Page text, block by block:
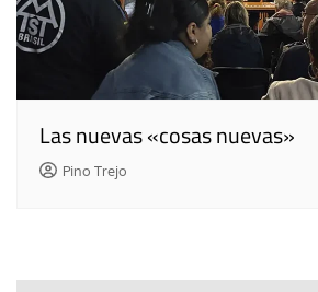
Las nuevas «cosas nuevas»
Pino Trejo